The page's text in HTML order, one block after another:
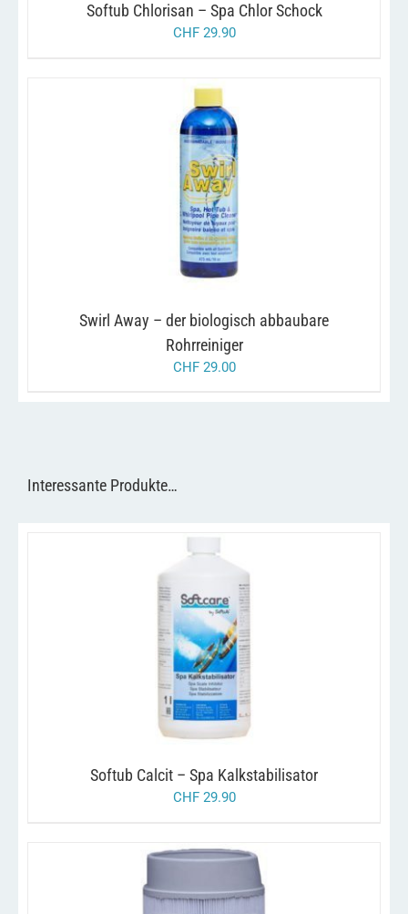
Softub Chlorisan – Spa Chlor Schock
CHF29.90
IN DEN WARENKORB /
Swirl Away – der biologisch abbaubare
Rohrreiniger
CHF29.00
Interessante Produkte…
IN DEN WARENKORB /
Softub Calcit – Spa Kalkstabilisator
CHF29.90